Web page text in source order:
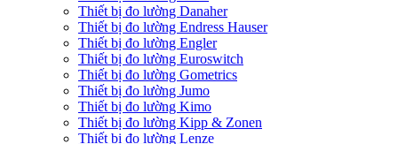
Thiết bị đo lường Danaher
Thiết bị đo lường Endress Hauser
Thiết bị đo lường Engler
Thiết bị đo lường Euroswitch
Thiết bị đo lường Gometrics
Thiết bị đo lường Jumo
Thiết bị đo lường Kimo
Thiết bị đo lường Kipp & Zonen
Thiết bị đo lường Lenze